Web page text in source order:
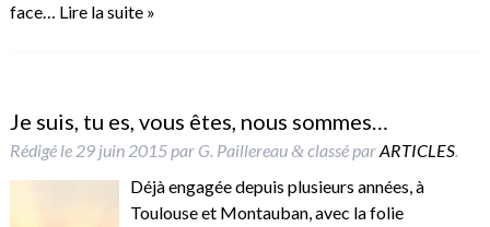
face… Lire la suite »
Je suis, tu es, vous êtes, nous sommes…
Rédigé le 29 juin 2015par G. Paillereau &classé parARTICLES.
Déjà engagée depuis plusieurs années, à
Toulouse et Montauban, avec la folie